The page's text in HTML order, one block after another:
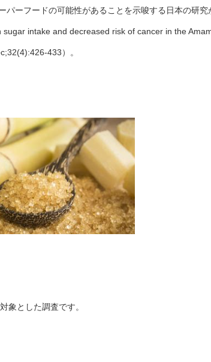
パーフードの可能性があることを示唆する日本の研究
sugar intake and decreased risk of cancer in the
433）。
象とした調査です。